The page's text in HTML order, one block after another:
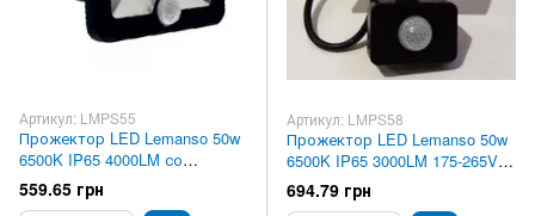
Артикул: LMPS55
Прожектор LED Lemanso 50w
6500K IP65 4000LM со
встроенным датчиком
чёрный LMPS55
559.65 грн
Артикул: LMPS58
Прожектор LED Lemanso 50w
6500K IP65 3000LM 175-265V с
датчиком чёрный LMPS58
694.79 грн